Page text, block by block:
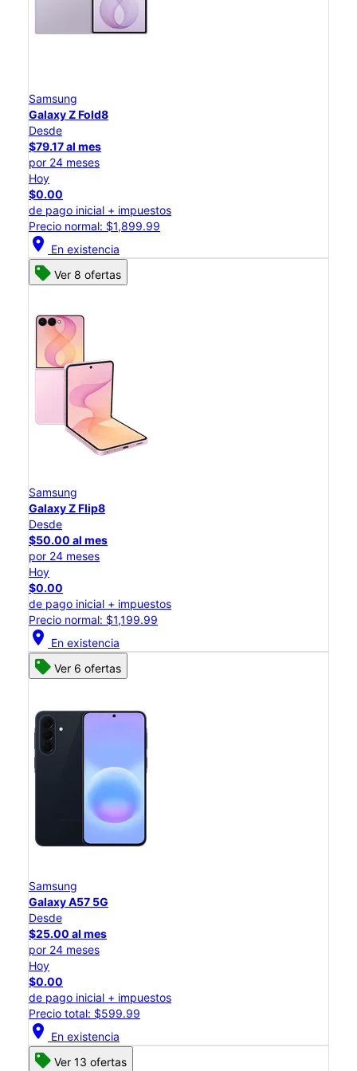
Samsung
Galaxy Z Fold8
Desde
$79.17 al mes
por 24 meses
Hoy
$0.00
de pago inicial + impuestos
Precio normal: $1,899.99
location_on En existencia
Ver 8 ofertas
Samsung
Galaxy Z Flip8
Desde
$50.00 al mes
por 24 meses
Hoy
$0.00
de pago inicial + impuestos
Precio normal: $1,199.99
location_on En existencia
Ver 6 ofertas
Samsung
Galaxy A57 5G
Desde
$25.00 al mes
por 24 meses
Hoy
$0.00
de pago inicial + impuestos
Precio total: $599.99
location_on En existencia
Ver 13 ofertas